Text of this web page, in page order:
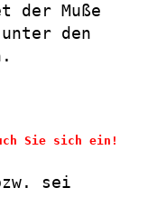
der Muße
den
Sie sich ein!
sei